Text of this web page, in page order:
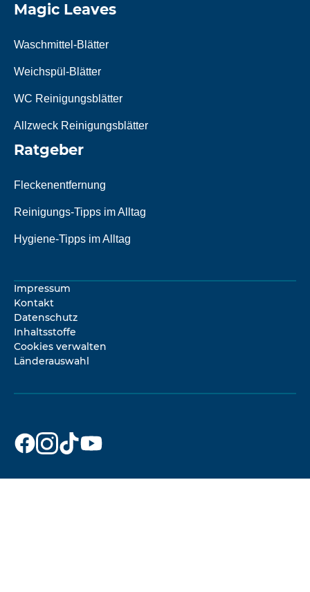
Magic Leaves
Waschmittel-Blätter
Weichspül-Blätter
WC Reinigungsblätter
Allzweck Reinigungsblätter
Ratgeber
Fleckenentfernung
Reinigungs-Tipps im Alltag
Hygiene-Tipps im Alltag
Impressum
Kontakt
Datenschutz
Inhaltsstoffe
Cookies verwalten
Länderauswahl
Dr. Beckmann
auf
Dr. Beckmann
auf
Dr. Beckmann
auf